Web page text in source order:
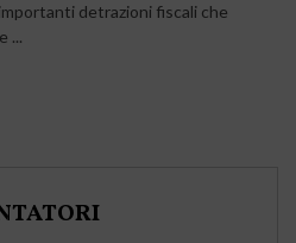
detrazioni fiscali che
...